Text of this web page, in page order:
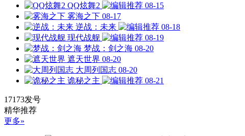
QQ炫舞2
08-15
雾海之下 08-17
逆战：未来
08-18
现代战舰
08-19
梦战：剑之海 08-20
遮天世界 08-20
大周列国志 08-20
诡秘之主
08-21
17173发号
精华推荐
更多»